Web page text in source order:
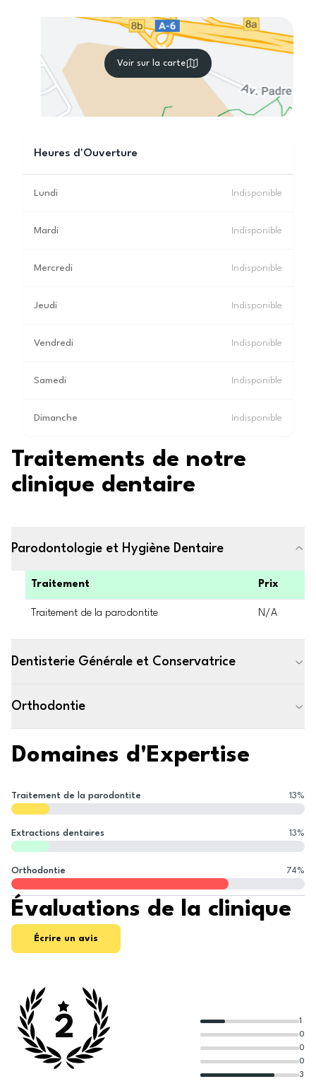
Voir sur la carte
Heures d'Ouverture
Lundi Indisponible
Mardi Indisponible
Mercredi Indisponible
Jeudi Indisponible
Vendredi Indisponible
Samedi Indisponible
Dimanche Indisponible
Traitements de notre
clinique dentaire
Parodontologie et Hygiène Dentaire
Traitement Prix
Traitement de la parodontite N/A
Dentisterie Générale et Conservatrice
Orthodontie
Domaines d'Expertise
Traitement de la parodontite 13%
Extractions dentaires 13%
Orthodontie 74%
Évaluations de la clinique
Écrire un avis
2
3
0
0
0
1